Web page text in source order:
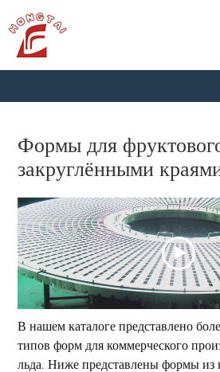
Формы для
закруглёнными
В нашем каталоге представлено
типов форм для коммерческого
льда. Ниже представлены формы из